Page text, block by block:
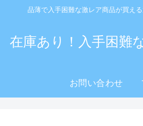
品薄で入手困難な激レア商品が買え
在庫あり！入手困難
お問い合わせ